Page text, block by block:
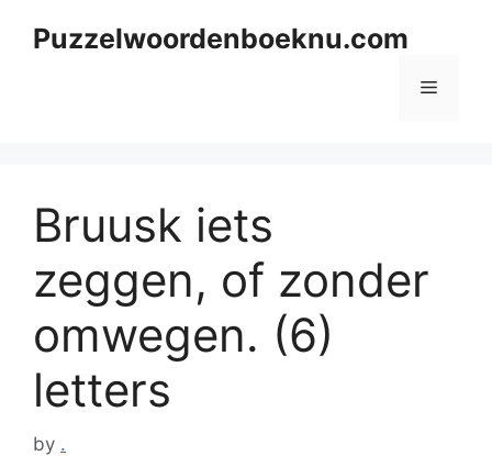
Puzzelwoordenboeknu.com
Menu
Bruusk iets
zeggen, of zonder
omwegen. (6)
letters
by .